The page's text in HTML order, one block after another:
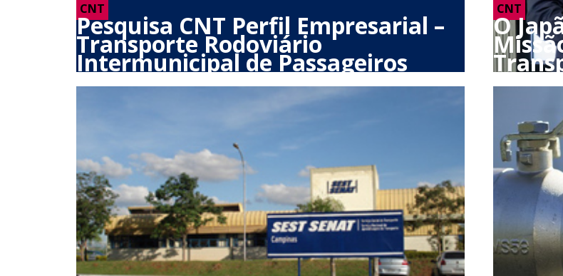
CNT
Pesquisa CNT Perfil Empresarial –
Transporte Rodoviário
Intermunicipal de Passageiros
CNT
O